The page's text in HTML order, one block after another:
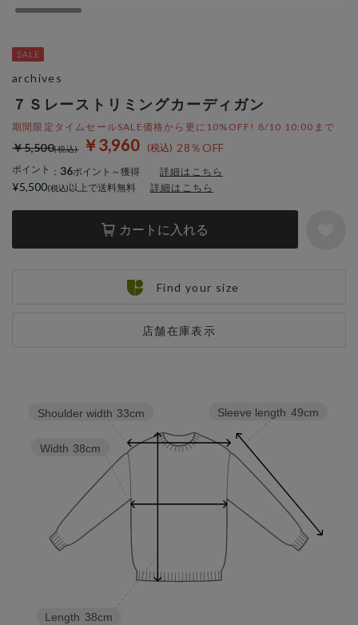
７Ｓレーストリミングカーディガン
期間限定タイムセールSALE価格から更に10%OFF! 8/10 10:00まで
￥3,960 28％OFF
￥5,500
ポイント ： 36ポイント～獲得 詳細はこちら
カートに入れる
店舗在庫表示
archives
¥5,500 以上で送料無料 詳細はこちら
Find your size
Sleeve length 49cm
Length 38cm
Width 38cm
Shoulder width 33cm